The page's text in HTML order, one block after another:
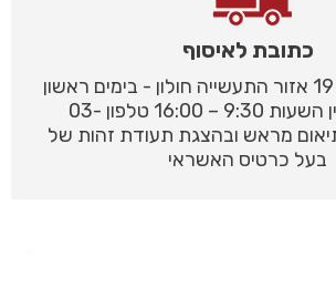
כתובת לאיסוף
רחוב המלאכה 19 אזור התעשייה חולון - בימים ראשון
עד חמישי בין השעות 9:30 – 16:00 טלפון 03-
בתיאום מראש ובהצגת תעודת זהות של
בעל כרטיס האשראי